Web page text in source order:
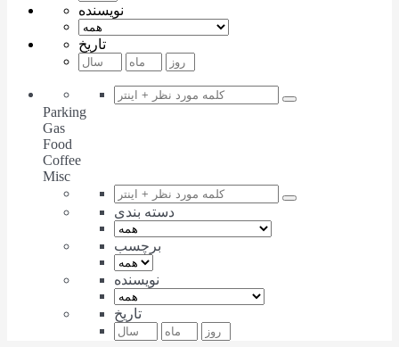
نویسنده
تاریخ
Parking
Gas
Food
Coffee
Misc
دسته بندی
برچسب
نویسنده
تاریخ